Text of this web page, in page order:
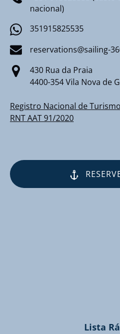
nacional)
351915825535
reservations@sailing-
430 Rua da Praia
4400-354 Vila Nova de
Registro Nacional de Turismo
RNT AAT 91/2020
Lista